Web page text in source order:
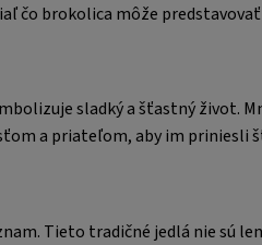
čo brokolica môže
sladký a šťastný život.
a priateľom, aby im priniesli
Tieto tradičné jedlá nie sú